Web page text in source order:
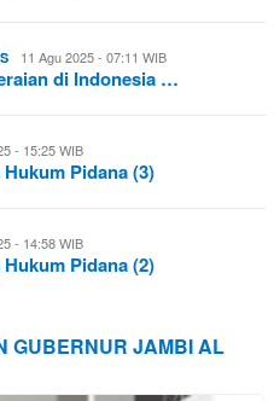
11 Agu 2025 - 07:11 WIB
di Indonesia …
- 15:25 WIB
Pidana (3)
- 14:58 WIB
Pidana (2)
GUBERNUR JAMBI AL